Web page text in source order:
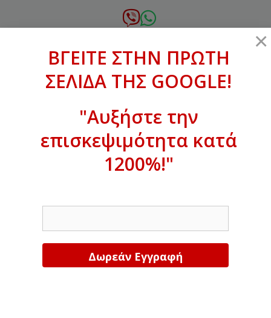
σε
xanthogenous@gmail.com
ΒΓΕΙΤΕ ΣΤΗΝ ΠΡΩΤΗ ΣΕΛΙΔΑ ΤΗΣ
Αυξήστε την επισκεψιμότητα κατά
×
ΒΓΕΙΤΕ ΣΤΗΝ ΠΡΩΤΗ
ΣΕΛΙΔΑ ΤΗΣ GOOGLE!
"Αυξήστε την
επισκεψιμότητα κατά
1200%!"